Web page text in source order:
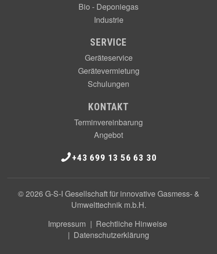
Bio - Deponiegas
Industrie
SERVICE
Geräteservice
Gerätevermietung
Schulungen
KONTAKT
Terminvereinbarung
Angebot
+43 699 13 56 63 30
© 2026 G-S-I Gesellschaft für innovative Gasmess- &
Umwelttechnik m.b.H.
Impressum
Rechtliche Hinweise
Datenschutzerklärung